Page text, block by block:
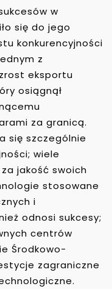
w
się do jego
konkurencyjności
z
eksportu
osiągnął
za granicą.
się szczególnie
wiele
jakość swoich
stosowane
i
odnosi sukcesy;
centrów
Środkowo-
zagraniczne